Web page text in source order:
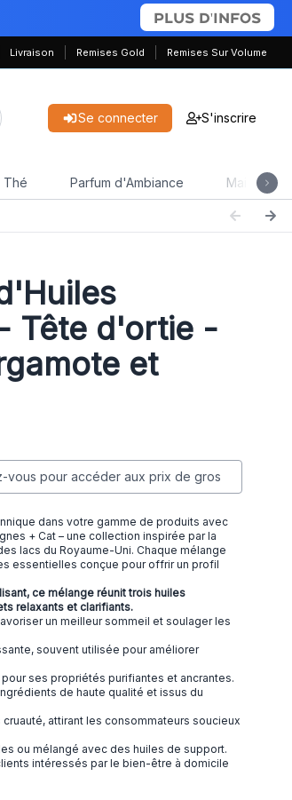
PLUS D'INFOS
Livraison Remises Gold Remises Sur Volume
Se connecter S'inscrire
Thé Parfum d'Ambiance Maison &
Tête d'ortie -
et
vous pour accéder aux prix de gros
dans votre gamme de produits avec
+ Cat – une collection inspirée par la
lacs du Royaume-Uni. Chaque mélange
essentielles conçue pour offrir un profil
ce mélange réunit trois huiles
relaxants et clarifiants.
un meilleur sommeil et soulager les
souvent utilisée pour améliorer
ses propriétés purifiantes et ancrantes.
de haute qualité et issus du
attirant les consommateurs soucieux
ou mélangé avec des huiles de support.
intéressés par le bien-être à domicile